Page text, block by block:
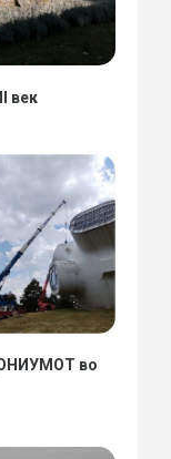
век
во